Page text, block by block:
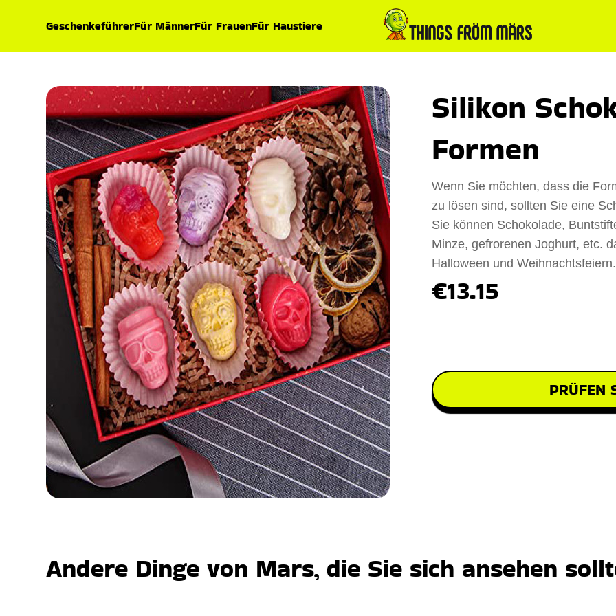
GeschenkeführerFür MännerFür FrauenFür Haustiere
Silikon
Formen
Wenn Sie möchten, dass die
zu lösen sind, sollten Sie eine
Sie können Schokolade,
Minze, gefrorenen Joghurt, etc.
Halloween und Weihnachtsfeiern.
€13.15
PRÜFEN
Andere Dinge von Mars, die Sie sich ansehen